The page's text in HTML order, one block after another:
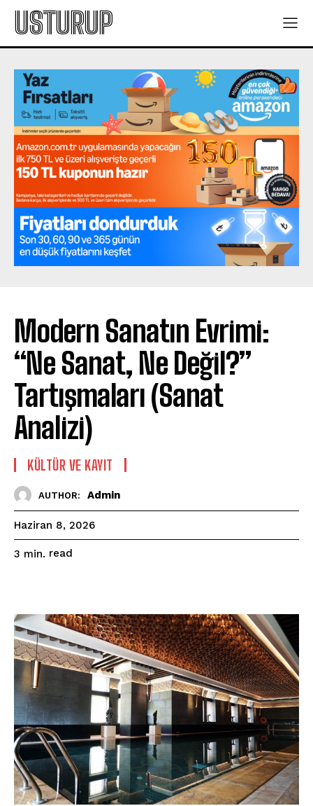
USTURUP
Modern Sanatın Evrimi:
“Ne Sanat, Ne Değil?”
Tartışmaları (Sanat
Analizi)
KÜLTÜR VE KAYIT
AUTHOR: Admin
Haziran 8, 2026
3 min. read